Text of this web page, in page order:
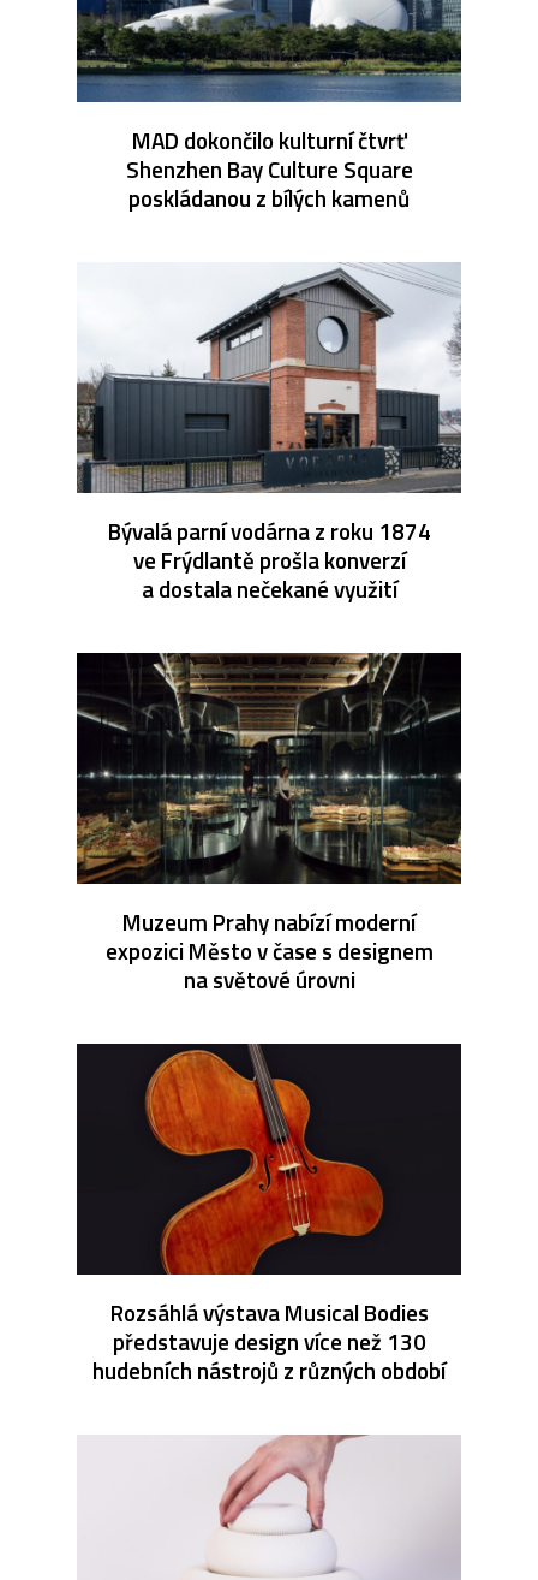
MAD dokončilo kulturní čtvrť
Shenzhen Bay Culture Square
poskládanou z bílých kamenů
Bývalá parní vodárna z roku 1874
ve Frýdlantě prošla konverzí
a dostala nečekané využití
Muzeum Prahy nabízí moderní
expozici Město v čase s designem
na světové úrovni
Rozsáhlá výstava Musical Bodies
představuje design více než 130
hudebních nástrojů z různých období